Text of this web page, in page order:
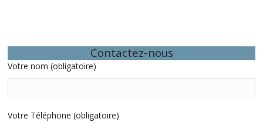
Contactez-nous
Votre nom (obligatoire)
Votre Téléphone (obligatoire)